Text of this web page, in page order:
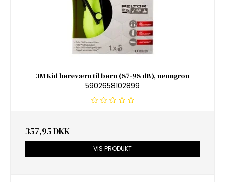
3M Kid høreværn til børn (87-98 dB), neongrøn
5902658102899
357,95 DKK
VIS PRODUKT